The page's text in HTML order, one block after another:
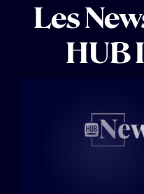
Les
HUB